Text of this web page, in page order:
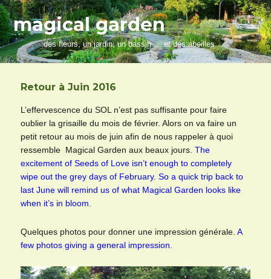
magical garden
des fleurs, un jardin, un bassin … et des abeilles
Retour à Juin 2016
L’effervescence du SOL n’est pas suffisante pour faire
oublier la grisaille du mois de février. Alors on va faire un
petit retour au mois de juin afin de nous rappeler à quoi
ressemble Magical Garden aux beaux jours.The
excitement of Seeds of Love isn’t enough to completely
wipe out the grey days of February. So a quick trip back to
last June will remind us of what Magical Garden looks like
when it’s in bloom.
Quelques photos pour donner une impression générale.A
few photos giving a general impression.